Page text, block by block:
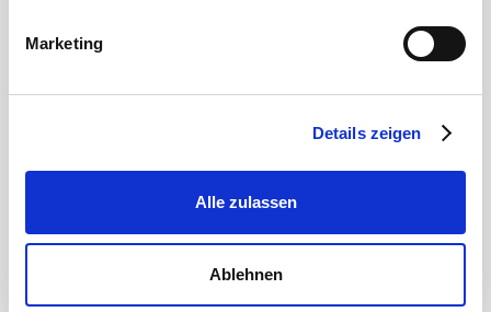
Marketing
Details zeigen
Alle zulassen
Ablehnen
Akcela Unitek Plus Motoröl 10W-40 5L